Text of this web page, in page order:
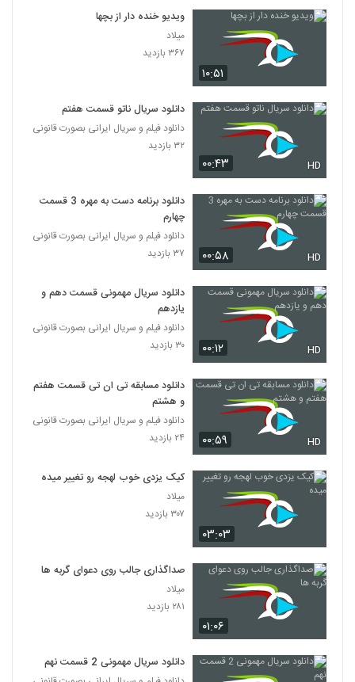
۱۰:۵۱
ویدیو خنده دار از بچها
میلاد
۳۶۷ بازدید
۰۰:۴۳ HD
دانلود سریال ناتو قسمت هفتم
دانلود فیلم و سریال ایرانی بصورت قانونی
۳۲ بازدید
۰۰:۵۸ HD
دانلود برنامه دست به مهره 3 قسمت
چهارم
دانلود فیلم و سریال ایرانی بصورت قانونی
۳۷ بازدید
۰۰:۱۲ HD
دانلود سریال مهمونی قسمت دهم و
یازدهم
دانلود فیلم و سریال ایرانی بصورت قانونی
۳۰ بازدید
۰۰:۵۹ HD
دانلود مسابقه تی ان تی قسمت هفتم
و هشتم
دانلود فیلم و سریال ایرانی بصورت قانونی
۲۴ بازدید
۰۳:۰۳
کیک یزدی خوب لهجه رو تغییر میده
میلاد
۳۰۷ بازدید
۰۱:۰۶
صداگذاری جالب روی دعوای گربه ها
میلاد
۲۸۱ بازدید
دانلود سریال مهمونی 2 قسمت نهم